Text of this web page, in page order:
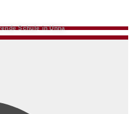
Schule in Unna